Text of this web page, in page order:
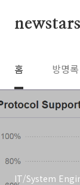
홈 방명록
IT/System